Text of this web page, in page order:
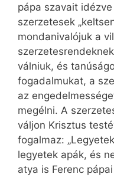
pápa szavait
szerzetesek
mondanivalójuk a
válniuk, és
fogadalmukat, a
az
megélni. A
váljon Krisztus
fogalmaz:
legyetek apák, és
atya is Ferenc